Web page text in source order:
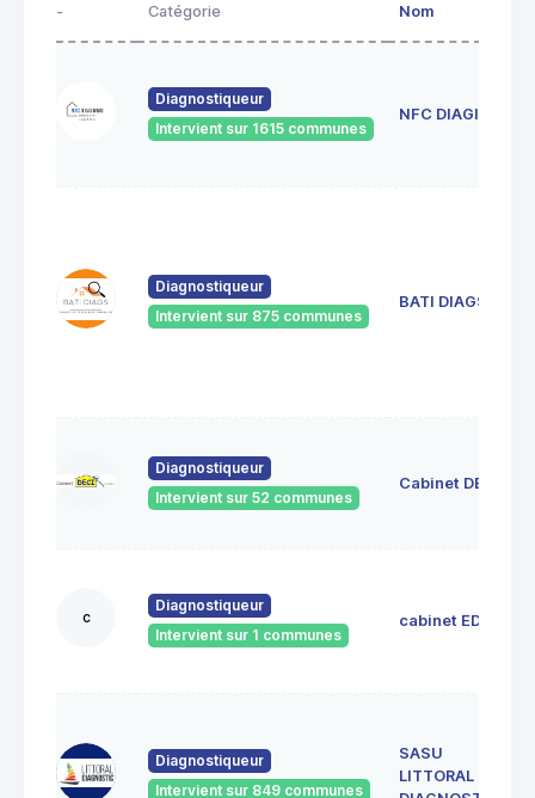
- Catégorie Nom
Diagnostiqueur
Intervient sur 1615 communes
NFC DIAGIMMO
Diagnostiqueur
Intervient sur 875 communes
BATI DIAGS
Diagnostiqueur
Intervient sur 52 communes
Cabinet DECI
c
Diagnostiqueur
Intervient sur 1 communes
cabinet EDIL
Diagnostiqueur
Intervient sur 849 communes
SASU
LITTORAL